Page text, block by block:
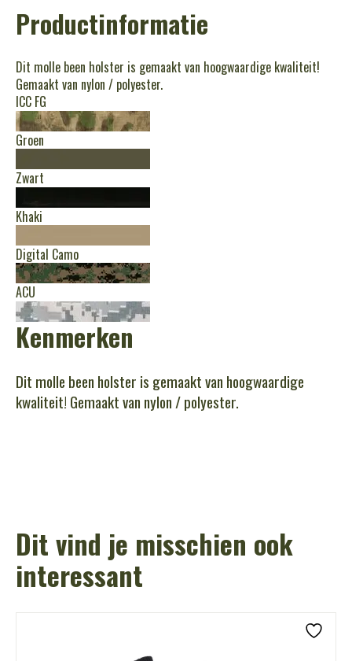
Productinformatie
Dit molle been holster is gemaakt van hoogwaardige kwaliteit!
Gemaakt van nylon / polyester.
ICC FG
Groen
Zwart
Khaki
Digital Camo
ACU
Kenmerken
Dit molle been holster is gemaakt van hoogwaardige
kwaliteit! Gemaakt van nylon / polyester.
Dit vind je misschien ook
interessant